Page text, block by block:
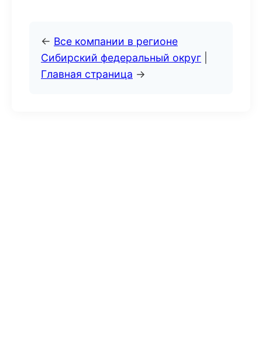
← Все компании в регионе
Сибирский федеральный округ
Главная страница →